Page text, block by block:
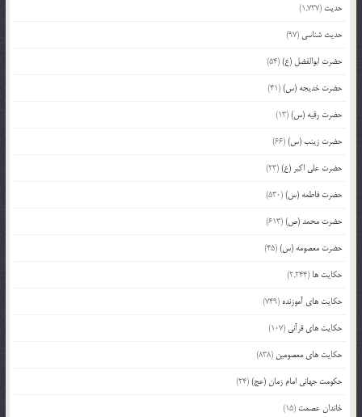
حدیث (1,737)
حدیث شناسی (97)
حضرت ابوالفضل (ع)(54)
حضرت خدیجه (س)(41)
حضرت رقیه (س)(13)
حضرت زینب (س)(66)
حضرت علی اکبر (ع)(23)
حضرت فاطمه (س)(530)
حضرت محمد (ص)(613)
حضرت معصومه (س)(45)
حکایت ها (2,244)
حکایت های آموزنده (749)
حکایت های قرآنی (107)
حکایت های معصومین (838)
حکومت جهانی امام زمان (عج)(24)
خاندان عصمت (15)